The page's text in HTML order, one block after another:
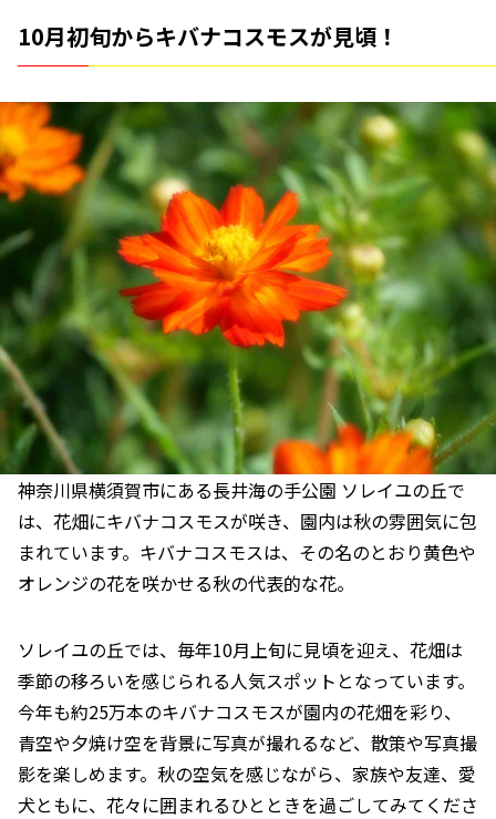
10月初旬からキバナコスモスが見頃！
神奈川県横須賀市にある長井海の手公園 ソレイユの丘で
は、花畑にキバナコスモスが咲き、園内は秋の雰囲気に包
まれています。キバナコスモスは、その名のとおり黄色や
オレンジの花を咲かせる秋の代表的な花。
ソレイユの丘では、毎年10月上旬に見頃を迎え、花畑は
季節の移ろいを感じられる人気スポットとなっています。
今年も約25万本のキバナコスモスが園内の花畑を彩り、
青空や夕焼け空を背景に写真が撮れるなど、散策や写真撮
影を楽しめます。秋の空気を感じながら、家族や友達、愛
犬ともに、花々に囲まれるひとときを過ごしてみてくださ